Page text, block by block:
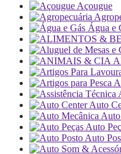
Açougue
Água e
Auto
Auto
Auto